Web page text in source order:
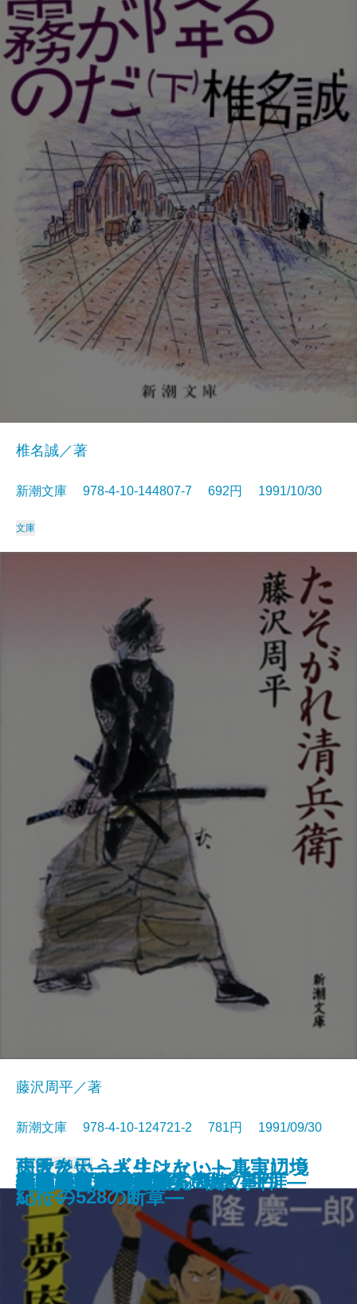
状況曲線〔下〕
凶夢など30
縛られた巨人―南方熊楠の生涯―
異人たちとの夏
ひざまずいて足をお舐め
仮釈放
ふたり
哀愁の町に霧が降るのだ〔上〕
哀愁の町に霧が降るのだ〔下〕
椎名誠／著
新潮文庫 978-4-10-144807-7 692円 1991/10/30
文庫
たそがれ清兵衛
藤沢周平／著
新潮文庫 978-4-10-124721-2 781円 1991/09/30
文庫電子書籍あり
一夢庵風流記
新編 宮沢賢治詩集
雨天炎天―ギリシャ・トルコ辺境
紀行―
特急「あさしお3号」殺人事件
レパントの海戦
失敗という人生はない―真実につ
いての528の断章―
風流江戸雀
黒幕
新橋烏森口青春篇
ロードス島攻防記